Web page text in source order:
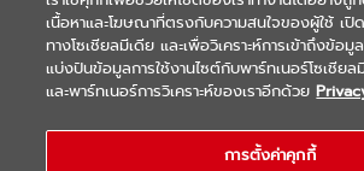
WARRANTY | Terms &
COPYRIGHT 2021 THAI YAMAHA MOTOR
RESERVED
เนื้อหาและโฆษณาที่ตรงกับความสนใจของผู้ใช้ เ
ทางโซเชียลมีเดีย และเพื่อวิเคราะห์การเข้าถึงข้อมู
แบ่งปันข้อมูลการใช้งานไซต์กับพาร์ทเนอร์โซเชีย
และพาร์ทเนอร์การวิเคราะห์ของเราอีกด้วย
การตั้งค่าคุกกี้